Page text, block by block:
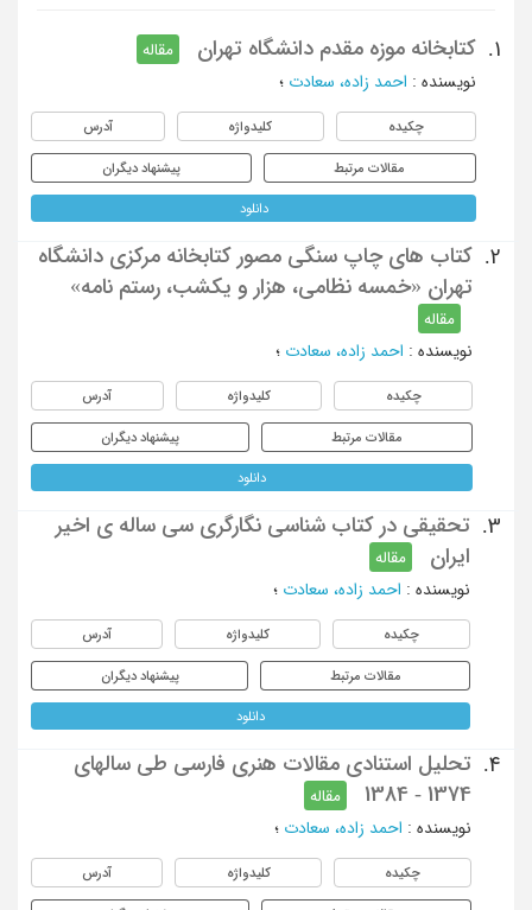
1. کتابخانه موزه مقدم دانشگاه تهران
مقاله
نویسنده : احمد زاده، سعادت ؛
چکیده کلیدواژه آدرس
مقالات مرتبط پیشنهاد دیگران
دانلود
2.
کتاب های چاپ سنگی مصور کتابخانه مرکزی دانشگاه
تهران «خمسه نظامی، هزار و یکشب، رستم نامه»
مقاله
نویسنده : احمد زاده، سعادت ؛
چکیده کلیدواژه آدرس
مقالات مرتبط پیشنهاد دیگران
دانلود
3.
تحقیقی در کتاب شناسی نگارگری سی ساله ی اخیر
ایران
مقاله
نویسنده : احمد زاده، سعادت ؛
چکیده کلیدواژه آدرس
مقالات مرتبط پیشنهاد دیگران
دانلود
4.
تحلیل استنادی مقالات هنری فارسی طی سالهای
1374 - 1384
مقاله
نویسنده : احمد زاده، سعادت ؛
چکیده کلیدواژه آدرس